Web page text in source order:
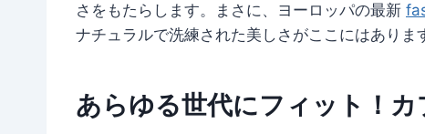
さをもたらします。まさに、ヨーロッパの最新
ナチュラルで洗練された美しさがここにはありま
あらゆる世代にフィット！